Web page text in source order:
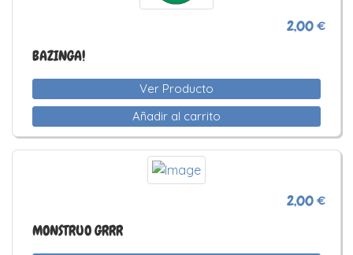
2,00 €
BAZINGA!
Ver Producto
Añadir al carrito
2,00 €
MONSTRUO GRRR